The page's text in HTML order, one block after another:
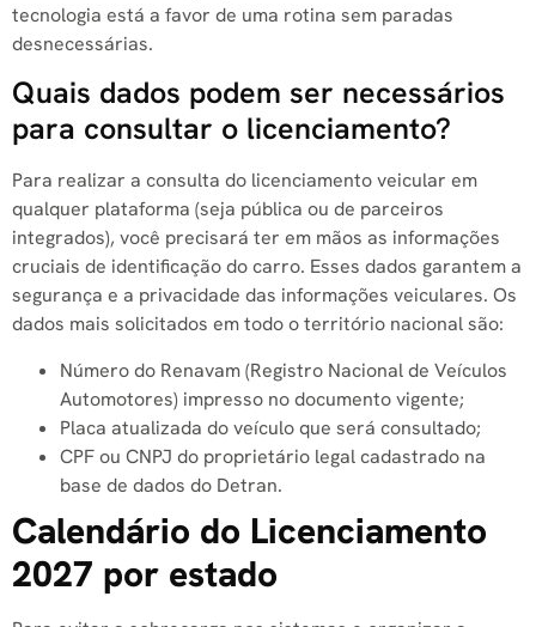
tecnologia está a favor de uma rotina sem paradas
desnecessárias.
Quais dados podem ser necessários
para consultar o licenciamento?
Para realizar a consulta do licenciamento veicular em
qualquer plataforma (seja pública ou de parceiros
integrados), você precisará ter em mãos as informações
cruciais de identificação do carro. Esses dados garantem a
segurança e a privacidade das informações veiculares. Os
dados mais solicitados em todo o território nacional são:
Número do Renavam (Registro Nacional de Veículos
Automotores) impresso no documento vigente;
Placa atualizada do veículo que será consultado;
CPF ou CNPJ do proprietário legal cadastrado na
base de dados do Detran.
Calendário do Licenciamento
2027 por estado